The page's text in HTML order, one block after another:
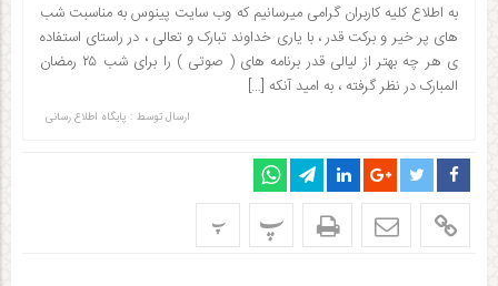
به اطلاع کلیه کاربران گرامی میرسانیم که وب سایت پینوس به مناسبت شب
های پر خیر و برکت قدر ، با یاری خداوند تبارک و تعالی ، در راستای استفاده
ی هر چه بهتر از لیالی قدر برنامه های ( صوتی ) را برای شب ۲۵ رمضان
المبارک در نظر گرفته ، به امید آنکه […]
ارسال توسط : پایگاه اطلاع رسانی
پ پ